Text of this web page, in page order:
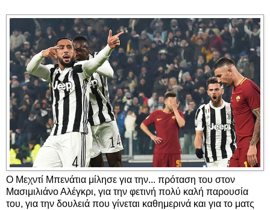
Ο Μεχντί Μπενάτια μίλησε για την... πρόταση του στον
Μασιμιλιάνο Αλέγκρι, για την φετινή πολύ καλή παρουσία
του, για την δουλειά που γίνεται καθημερινά και για το ματς